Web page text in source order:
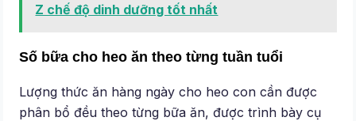
Z chế độ dinh dưỡng tốt nhất
Số bữa cho heo ăn theo từng tuần tuổi
Lượng thức ăn hàng ngày cho heo con cần được
phân bổ đều theo từng bữa ăn, được trình bày cụ